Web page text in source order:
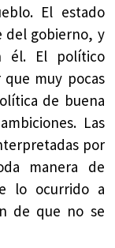
El estado
del gobierno, y
él. El político
que muy pocas
de buena
Las
por
manera de
lo ocurrido a
de que no se